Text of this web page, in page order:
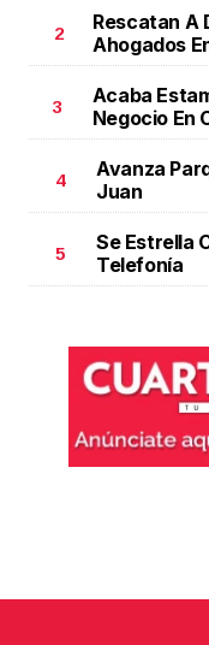
Juan Carlos celebra su
celebra su cuarto de
Junio 11 l
2
Rescatan A
Ahogados
3
Acaba
Negocio En
4
Avanza
Juan
5
Se Estrella
Telefonía